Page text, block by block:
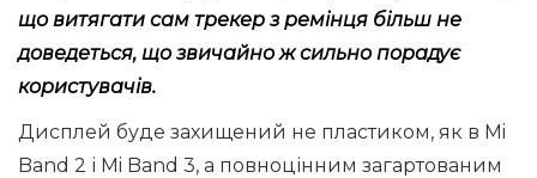
що витягати сам трекер з ремінця більш не
доведеться, що звичайно ж сильно порадує
користувачів.
Дисплей буде захищений не пластиком, як в Mi
Band 2 і Mi Band 3, а повноцінним загартованим